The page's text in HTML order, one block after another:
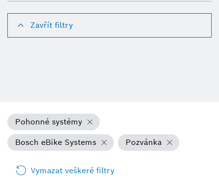
Zavřít filtry
Pohonné systémy
Bosch eBike Systems
Pozvánka
Vymazat veškeré filtry